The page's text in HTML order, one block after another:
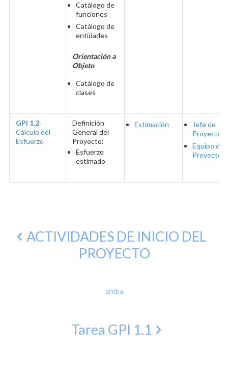
Catálogo de
funciones
Catálogo de
entidades
Orientación a
Objeto
Catálogo de
clases
GPI 1.2:
Cálculo del
Esfuerzo
Definición
General del
Proyecto:
Esfuerzo
estimado
Estimación
Jefe de
Proyecto
Equipo del
Proyecto
ACTIVIDADES DE INICIO DEL
PROYECTO
arriba
Tarea GPI 1.1